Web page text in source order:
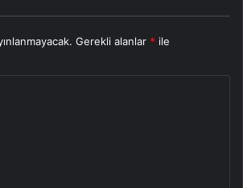
Gerekli alanlar * ile